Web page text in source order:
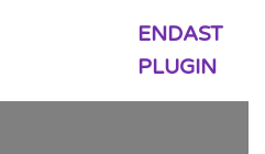
ENDAST
PLUGIN